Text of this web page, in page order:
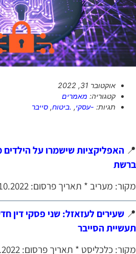
אוקטובר 31, 2022
קטגוריה: מאמרים
תגיות: -עסקי, .ביטוח, סייבר
האפליקציות שישמרו על הילדים
מעריב * תאריך פרסום: 01.10.2022 * שפה: עברית
שעירים לעזאזל: שני פסקי דין
הסייבר
כלכליסט * תאריך פרסום: 06.10.2022 * שפה: עברית